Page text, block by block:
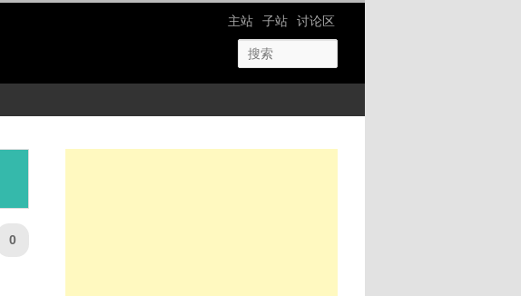
网站导航
主站 子站 讨论区
0